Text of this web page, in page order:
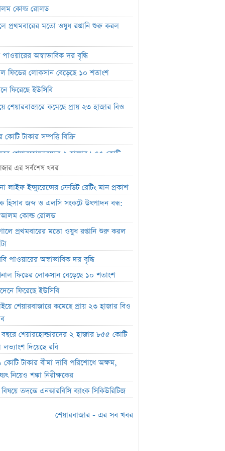
কোল্ড রোলড
প্রথমবারের মতো ওষুধ রপ্তানি শুরু করল
পাওয়ারের অস্বাভাবিক দর বৃদ্ধি
ফিডের লোকসান বেড়েছে ১০ শতাংশ
ফিরেছে ইউসিবি
শেয়ারবাজারে কমেছে প্রায় ২৩ হাজার বিও
কোটি টাকার সম্পত্তি বিক্রি
শেয়ারহোল্ডারদের ২ হাজার ৮৫৫ কোটি
দিয়েছে রবি
টাকার বীমা দাবি পরিশোধে অক্ষম,
নিয়েও শঙ্কা নিরীক্ষকের
তদন্তে এনআরবিসি ব্যাংক সিকিউরিটিজ
ফান্ড থেকে ২,৩৬৭ কোটি টাকা লোপাট,
দ্বারপ্রান্তে ফারইস্ট ইসলামী লাইফ
ক্যাপিটাল ফান্ডে একাধিক অনিয়ম, এক্স
কাছে বিএসইসির ব্যাখ্যা তলব
শেয়ারবাজার বন্ধ
সোনারগাঁও টেক্সটাইলের শেয়ারদর
ক্ষমতা দেখিয়ে আমার কাজ কেড়ে
বান্ধবী’
বাড়লেও লেনদেনে পতন
শীর্ষে রিং-শাইন
শীর্ষে সেন্ট্রাল ইন্স্যুরেন্স
৩৬ কোটি টাকার লেনদেন
এর সর্বশেষ খবর
লাইফ ইন্স্যুরেন্সের ক্রেডিট রেটিং মান প্রকাশ
হিসাব জব্দ ও এলসি সংকটে উৎপাদন বন্ধ:
কোল্ড রোলড
প্রথমবারের মতো ওষুধ রপ্তানি শুরু করল
পাওয়ারের অস্বাভাবিক দর বৃদ্ধি
ফিডের লোকসান বেড়েছে ১০ শতাংশ
ফিরেছে ইউসিবি
শেয়ারবাজারে কমেছে প্রায় ২৩ হাজার বিও
শেয়ারহোল্ডারদের ২ হাজার ৮৫৫ কোটি
লভ্যাংশ দিয়েছে রবি
টাকার বীমা দাবি পরিশোধে অক্ষম,
নিয়েও শঙ্কা নিরীক্ষকের
তদন্তে এনআরবিসি ব্যাংক সিকিউরিটিজ
শেয়ারবাজার - এর সব খবর